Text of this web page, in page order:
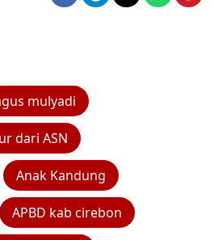
mulyadi
dari ASN
Anak Kandung
APBD kab cirebon